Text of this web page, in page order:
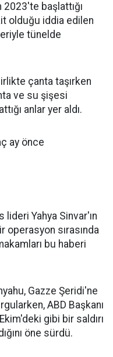
2023'te başlattığı
olduğu iddia edilen
tünelde
çanta taşırken
ve su şişesi
anlar yer aldı.
ay önce
Yahya Sinvar'ın
operasyon sırasında
bu haberi
Gazze Şeridi'ne
ABD Başkanı
gibi bir saldırı
öne sürdü.